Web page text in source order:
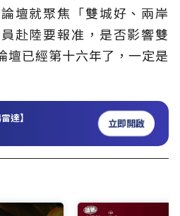
壇就聚焦「雙城好、兩岸
赴陸要報准，是否影響雙
壇已經第十六年了，一定是
達】 立即開啟